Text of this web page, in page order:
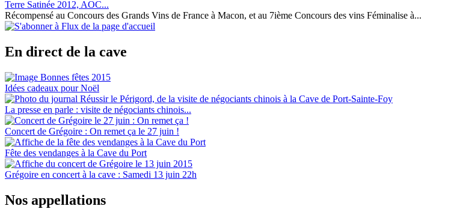
Terre Satinée 2012, AOC...
Récompensé au Concours des Grands Vins de France à Macon, et au 7ième Concours des vins Féminalise à...
En direct de la cave
Idées cadeaux pour Noël
La presse en parle : visite de négociants chinois...
Concert de Grégoire : On remet ça le 27 juin !
Fête des vendanges à la Cave du Port
Grégoire en concert à la cave : Samedi 13 juin 22h
Nos appellations